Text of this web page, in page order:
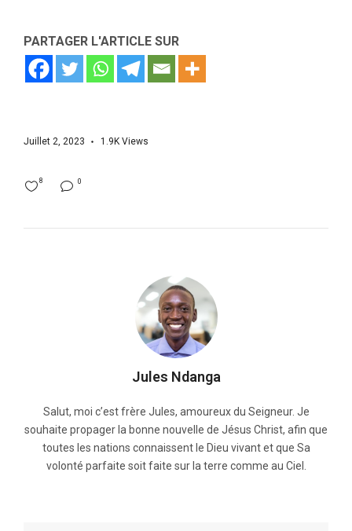
PARTAGER L'ARTICLE SUR
Juillet 2, 2023 1.9K Views
0
8
Jules Ndanga
Salut, moi c’est frère Jules, amoureux du Seigneur. Je
souhaite propager la bonne nouvelle de Jésus Christ, afin que
toutes les nations connaissent le Dieu vivant et que Sa
volonté parfaite soit faite sur la terre comme au Ciel.